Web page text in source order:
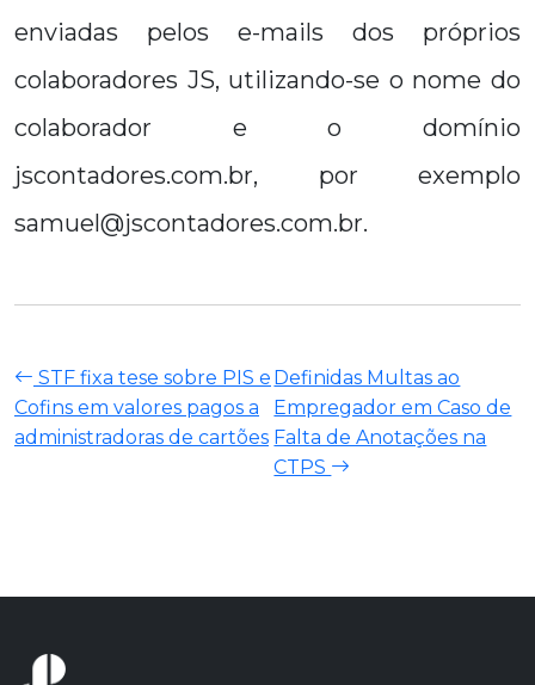
enviadas pelos e-mails dos próprios
colaboradores JS, utilizando-se o nome do
colaborador e o domínio
jscontadores.com.br, por exemplo
samuel@jscontadores.com.br.
STF fixa tese sobre PIS e
Cofins em valores pagos a
administradoras de cartões
Definidas Multas ao
Empregador em Caso de
Falta de Anotações na
CTPS